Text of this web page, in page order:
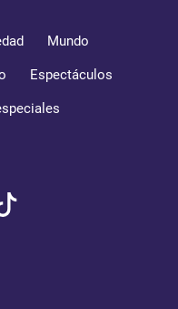
Mundo
Espectáculos